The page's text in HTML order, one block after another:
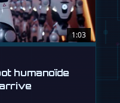
1:03
humanoïde